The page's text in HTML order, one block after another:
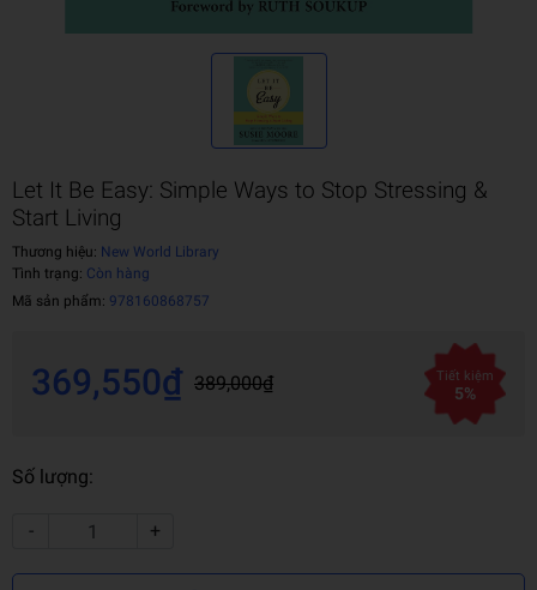
Let It Be Easy: Simple Ways to Stop Stressing &
Start Living
Thương hiệu: New World Library
Tình trạng: Còn hàng
Mã sản phẩm: 978160868757
369,550₫ 389,000₫ Tiết kiệm
5%
Số lượng:
- +